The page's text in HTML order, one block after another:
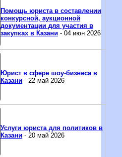
Помощь юриста в составлении
конкурсной, аукционной
документации для участия в
закупках в Казани- 04 июн 2026
Юрист в сфере шоу-бизнеса в
Казани- 22 май 2026
Услуги юриста для политиков в
Казани- 20 май 2026